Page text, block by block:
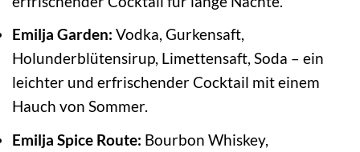
Emilja Garden: Vodka, Gurkensaft,
Holunderblütensirup, Limettensaft, Soda – ein
leichter und erfrischender Cocktail mit einem
Hauch von Sommer.
Emilja Spice Route: Bourbon Whiskey,